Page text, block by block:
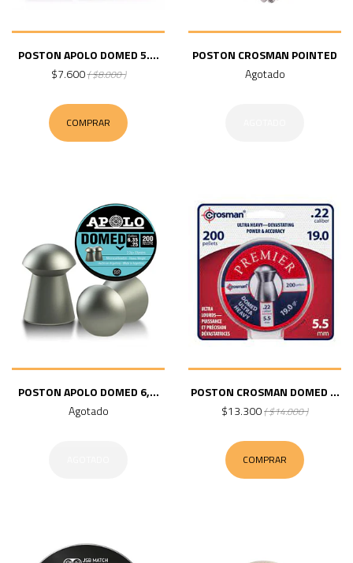
POSTON APOLO DOMED 5....
$7.600( $8.000 )
COMPRAR
POSTON CROSMAN POINTED
Agotado
POSTON APOLO DOMED 6,...
Agotado
POSTON CROSMAN DOMED ...
$13.300( $14.000 )
COMPRAR